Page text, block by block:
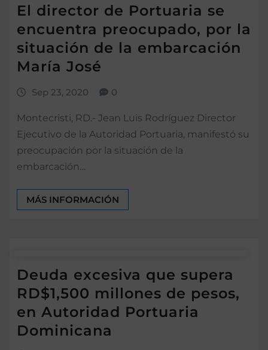
El director de Portuaria se
encuentra preocupado, por la
situación de la embarcación
María José
Sep 23, 2020 0
Montecristi, RD.- Jean Luis Rodríguez Director
Ejecutivo de la Autoridad Portuaria, manifestó su
preocupación por la situación de la
embarcación…
MÁS INFORMACIÓN
Deuda excesiva que supera
RD$1,500 millones de pesos,
en Autoridad Portuaria
Dominicana